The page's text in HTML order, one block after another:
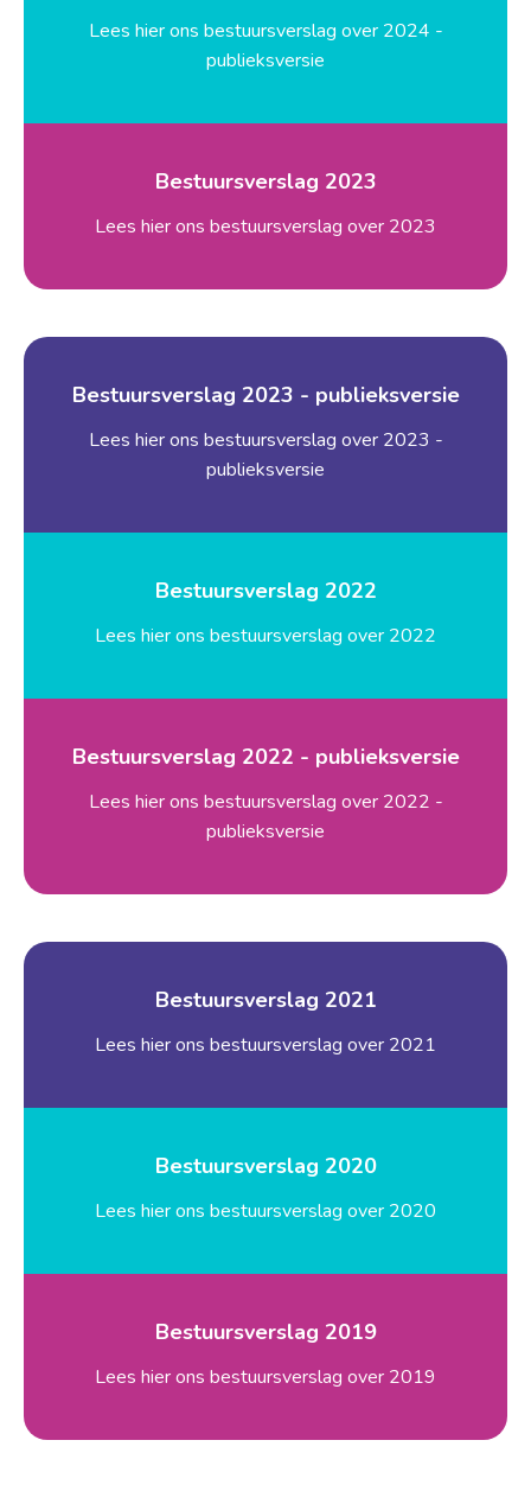
Lees hier ons bestuursverslag over 2024 -
publieksversie
Bestuursverslag 2023
Lees hier ons bestuursverslag over 2023
Bestuursverslag 2023 - publieksversie
Lees hier ons bestuursverslag over 2023 -
publieksversie
Bestuursverslag 2022
Lees hier ons bestuursverslag over 2022
Bestuursverslag 2022 - publieksversie
Lees hier ons bestuursverslag over 2022 -
publieksversie
Bestuursverslag 2021
Lees hier ons bestuursverslag over 2021
Bestuursverslag 2020
Lees hier ons bestuursverslag over 2020
Bestuursverslag 2019
Lees hier ons bestuursverslag over 2019